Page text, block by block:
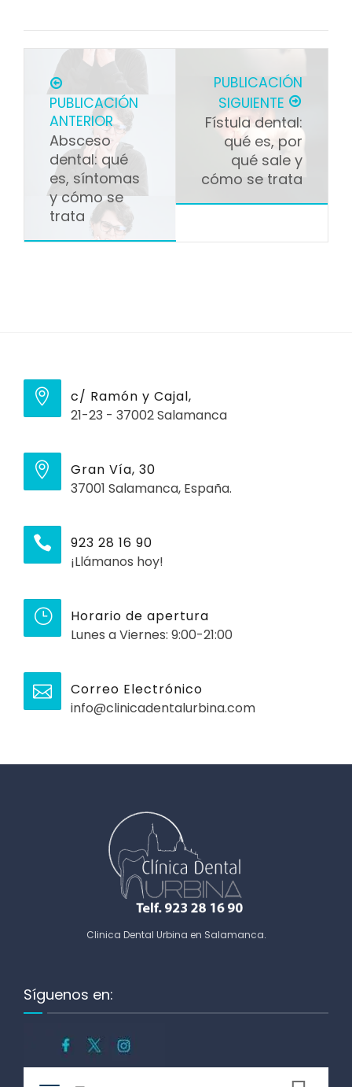
PUBLICACIÓN
ANTERIOR
Absceso
dental: qué
es, síntomas
y cómo se
trata
PUBLICACIÓN
SIGUIENTE
Fístula dental:
qué es, por
qué sale y
cómo se trata
c/ Ramón y Cajal,
21-23 - 37002 Salamanca
Gran Vía, 30
37001 Salamanca, España.
923 28 16 90
¡Llámanos hoy!
Horario de apertura
Lunes a Viernes: 9:00-21:00
Correo Electrónico
info@clinicadentalurbina.com
Clinica Dental Urbina en Salamanca.
Síguenos en: